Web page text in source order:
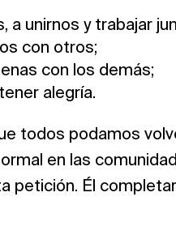
a unirnos y trabajar
con otros;
con los demás;
alegría.
todos podamos
en las
petición. Él